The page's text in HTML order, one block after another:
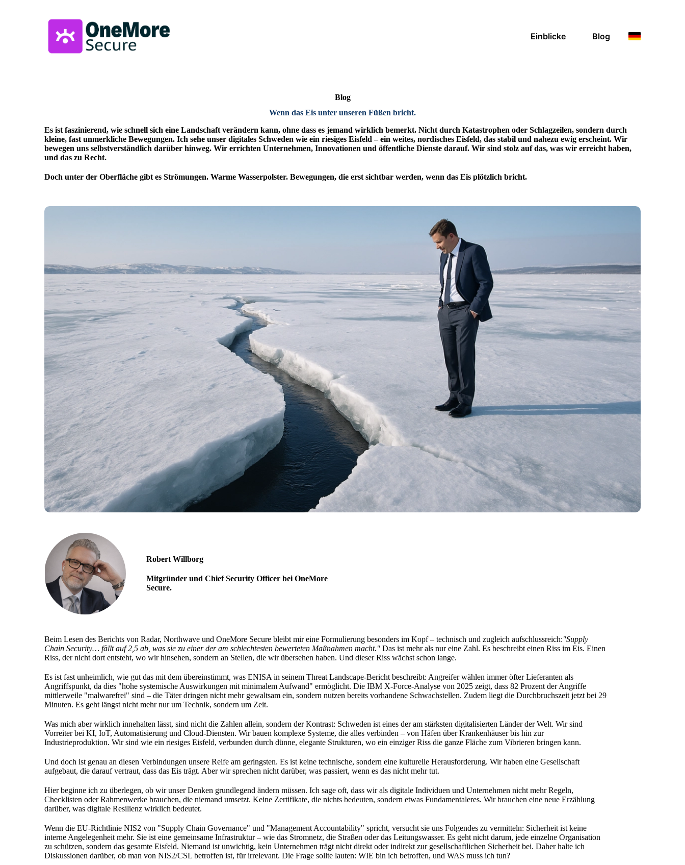
Einblicke Blog
Blog
Wenn das Eis unter unseren Füßen bricht.
Es ist faszinierend, wie schnell sich eine Landschaft verändern kann, ohne dass es jemand wirklich bemerkt. Nicht durch Katastrophen oder Schlagzeilen, sondern durch
kleine, fast unmerkliche Bewegungen. Ich sehe unser digitales Schweden wie ein riesiges Eisfeld – ein weites, nordisches Eisfeld, das stabil und nahezu ewig erscheint. Wir
bewegen uns selbstverständlich darüber hinweg. Wir errichten Unternehmen, Innovationen und öffentliche Dienste darauf. Wir sind stolz auf das, was wir erreicht haben,
und das zu Recht.
Doch unter der Oberfläche gibt es Strömungen. Warme Wasserpolster. Bewegungen, die erst sichtbar werden, wenn das Eis plötzlich bricht.
Robert Willborg
Mitgründer und Chief Security Officer bei OneMore
Secure.
Beim Lesen des Berichts von Radar, Northwave und OneMore Secure bleibt mir eine Formulierung besonders im Kopf – technisch und zugleich aufschlussreich:"Supply
Chain Security… fällt auf 2,5 ab, was sie zu einer der am schlechtesten bewerteten Maßnahmen macht." Das ist mehr als nur eine Zahl. Es beschreibt einen Riss im Eis. Einen
Riss, der nicht dort entsteht, wo wir hinsehen, sondern an Stellen, die wir übersehen haben. Und dieser Riss wächst schon lange.
Es ist fast unheimlich, wie gut das mit dem übereinstimmt, was ENISA in seinem Threat Landscape-Bericht beschreibt: Angreifer wählen immer öfter Lieferanten als
Angriffspunkt, da dies "hohe systemische Auswirkungen mit minimalem Aufwand" ermöglicht. Die IBM X-Force-Analyse von 2025 zeigt, dass 82 Prozent der Angriffe
mittlerweile "malwarefrei" sind – die Täter dringen nicht mehr gewaltsam ein, sondern nutzen bereits vorhandene Schwachstellen. Zudem liegt die Durchbruchszeit jetzt bei 29
Minuten. Es geht längst nicht mehr nur um Technik, sondern um Zeit.
Was mich aber wirklich innehalten lässt, sind nicht die Zahlen allein, sondern der Kontrast: Schweden ist eines der am stärksten digitalisierten Länder der Welt. Wir sind
Vorreiter bei KI, IoT, Automatisierung und Cloud-Diensten. Wir bauen komplexe Systeme, die alles verbinden – von Häfen über Krankenhäuser bis hin zur
Industrieproduktion. Wir sind wie ein riesiges Eisfeld, verbunden durch dünne, elegante Strukturen, wo ein einziger Riss die ganze Fläche zum Vibrieren bringen kann.
Und doch ist genau an diesen Verbindungen unsere Reife am geringsten. Es ist keine technische, sondern eine kulturelle Herausforderung. Wir haben eine Gesellschaft
aufgebaut, die darauf vertraut, dass das Eis trägt. Aber wir sprechen nicht darüber, was passiert, wenn es das nicht mehr tut.
Hier beginne ich zu überlegen, ob wir unser Denken grundlegend ändern müssen. Ich sage oft, dass wir als digitale Individuen und Unternehmen nicht mehr Regeln,
Checklisten oder Rahmenwerke brauchen, die niemand umsetzt. Keine Zertifikate, die nichts bedeuten, sondern etwas Fundamentaleres. Wir brauchen eine neue Erzählung
darüber, was digitale Resilienz wirklich bedeutet.
Wenn die EU-Richtlinie NIS2 von "Supply Chain Governance" und "Management Accountability" spricht, versucht sie uns Folgendes zu vermitteln: Sicherheit ist keine
interne Angelegenheit mehr. Sie ist eine gemeinsame Infrastruktur – wie das Stromnetz, die Straßen oder das Leitungswasser. Es geht nicht darum, jede einzelne Organisation
zu schützen, sondern das gesamte Eisfeld. Niemand ist unwichtig, kein Unternehmen trägt nicht direkt oder indirekt zur gesellschaftlichen Sicherheit bei. Daher halte ich
Diskussionen darüber, ob man von NIS2/CSL betroffen ist, für irrelevant. Die Frage sollte lauten: WIE bin ich betroffen, und WAS muss ich tun?